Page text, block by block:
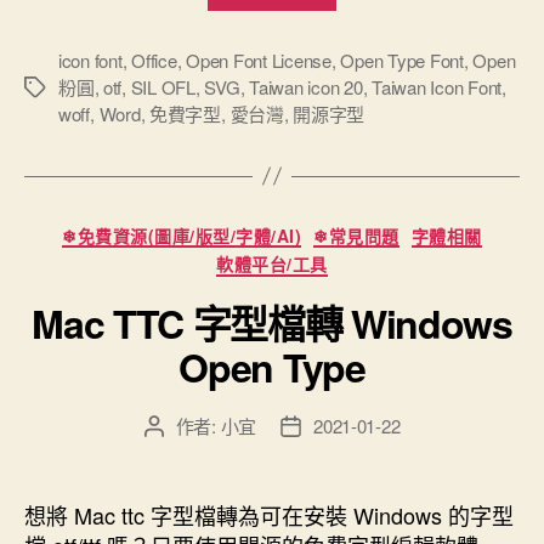
icon
font”
標
icon font,Office,Open Font License,Open Type Font,Open
粉圓,otf, SIL OFL,SVG,Taiwan icon 20,Taiwan Icon Font,
woff, Word, 免費字型, 愛台灣, 開源字型
分
類
❄免費資源(圖庫/版型/字體/AI) ❄常見問題 字體相關
軟體平台/工具
Mac TTC 字型檔轉 Windows
Open Type
文
者
作者: 小宜
文
佈
日
2021-01-22
想將 Mac ttc 字型檔轉為可在安裝 Windows 的字型